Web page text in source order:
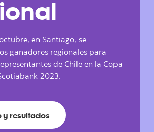
en Santiago, se
ganadores regionales para
de Chile en la Copa
2023.
y resultados